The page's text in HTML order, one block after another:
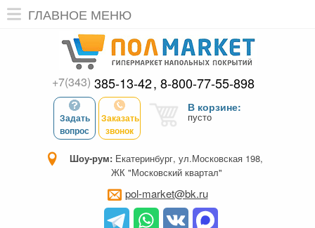
ГЛАВНОЕ МЕНЮ
+7(343) 385-13-42 8-800-77-55-898
Задать
вопрос
Заказать
звонок
В корзине:
пусто
Шоу-рум: Екатеринбург, ул.Московская 198,
ЖК "Московский квартал"
pol-market@bk.ru